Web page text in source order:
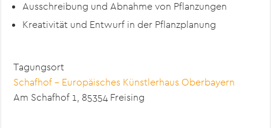
Ausschreibung und Abnahme von Pflanzungen
Kreativität und Entwurf in der Pflanzplanung
Tagungsort
Schafhof – Europäisches Künstlerhaus Oberbayern
Am Schafhof 1, 85354 Freising